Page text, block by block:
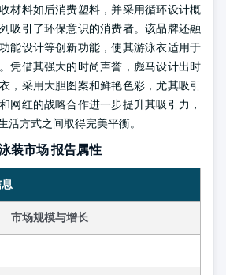
材料如后消费塑料，并采用循环设计概
吸引了环保意识的消费者。该品牌还融
能设计等创新功能，使其游泳衣适用于
凭借其强大的时尚声誉，彪马设计出时
，采用大胆图案和鲜艳色彩，尤其吸引
网红的战略合作进一步提升其吸引力，
活方式之间取得完美平衡。
装市场 报告属性
市场规模与增长